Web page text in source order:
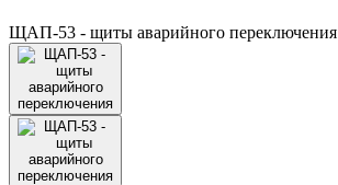
ЩАП-53 - щиты аварийного переключения